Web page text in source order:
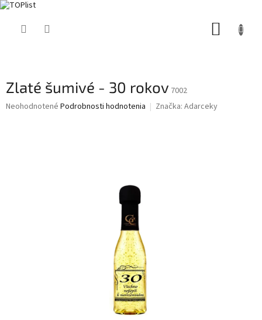
Zlaté šumivé - 30 rokov 7002
Priemerné
Neohodnotené Podrobnosti hodnotenia Značka: Adarceky